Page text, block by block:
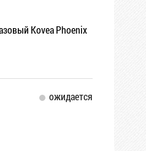
Kovea Phoenix
ожидается